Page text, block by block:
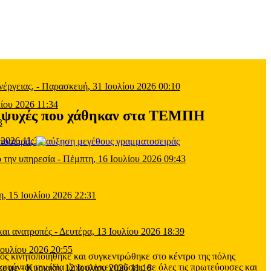
- Παρασκευή, 31 Ιουλίου 2026 00:10
2026 11:34
11:39
υπηρεσία - Πέμπτη, 16 Ιουλίου 2026 09:43
15 Ιουλίου 2026 22:31
ανατροπές -Δευτέρα, 13 Ιουλίου 2026 18:39
2026 20:55
με-Κυριακή, 12 Ιουλίου 2026 11:18
ψυχές που χάθηκαν στα ΤΕΜΠΗ
και συγκεντρώθηκε στο κέντρο της πόλης
την ίδια ώρα συγκεντρώσεις σε όλες τις πρωτεύουσες και